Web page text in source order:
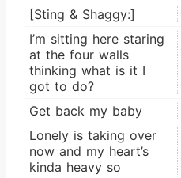
[Sting & Shaggy:]
I’m sitting here staring
at the four walls
thinking what is it I
got to do?
Get back my baby
Lonely is taking over
now and my heart’s
kinda heavy so